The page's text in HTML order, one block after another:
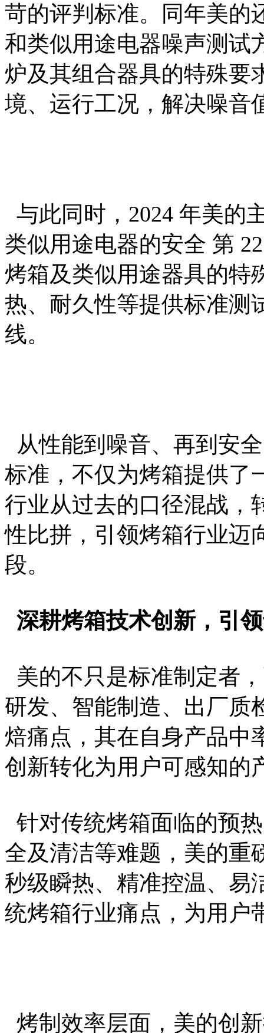
苛的评判标准。同年美的
和类似用途电器噪声测试
炉及其组合器具的特殊要
境、运行工况，解决噪音
与此同时，2024 年美的
类似用途电器的安全 第
烤箱及类似用途器具的特
热、耐久性等提供标准测
线。
从性能到噪音、再到安
标准，不仅为烤箱提供了
行业从过去的口径混战，
性比拼，引领烤箱行业迈
段。
深耕烤箱技术创新，引
美的不只是标准制定者
研发、智能制造、出厂质
焙痛点，其在自身产品中
创新转化为用户可感知的
针对传统烤箱面临的预
全及清洁等难题，美的重
秒级瞬热、精准控温、易
统烤箱行业痛点，为用户
烤制效率层面，美的创